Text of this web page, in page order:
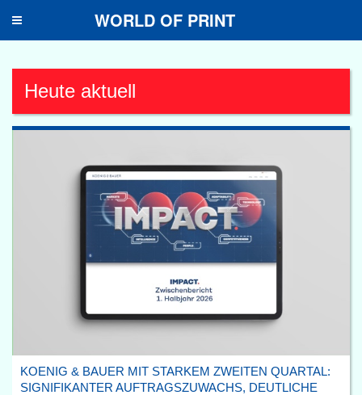
Toggle
WORLD OF PRINT
Heute aktuell
KOENIG & BAUER MIT STARKEM ZWEITEN QUARTAL:
SIGNIFIKANTER AUFTRAGSZUWACHS, DEUTLICHE